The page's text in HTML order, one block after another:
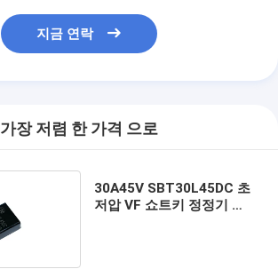
지금 연락
가장 저렴 한 가격 으로
30A45V SBT30L45DC 초
저압 VF 쇼트키 정정기 높